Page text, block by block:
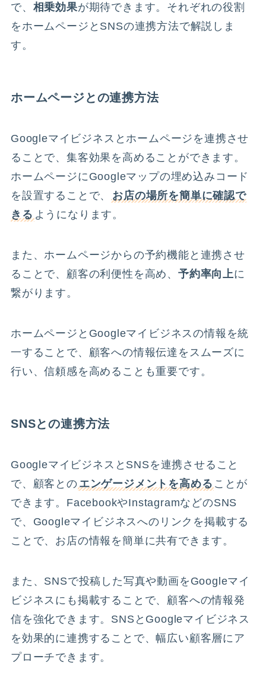
で、 相乗効果が期待できます。それぞれの役割
をホームページとSNSの連携方法で解説しま
す。
ホームページとの連携方法
Googleマイビジネスとホームページを連携させ
ることで、集客効果を高めることができます。
ホームページにGoogleマップの埋め込みコード
を設置することで、
お店の場所を簡単に確認で
きる ようになります。
また、ホームページからの予約機能と連携させ
ることで、顧客の利便性を高め、予約率向上に
繋がります。
ホームページとGoogleマイビジネスの情報を統
一することで、顧客への情報伝達をスムーズに
行い、信頼感を高めることも重要です。
SNSとの連携方法
GoogleマイビジネスとSNSを連携させること
で、顧客との エンゲージメントを高める ことが
できます。FacebookやInstagramなどのSNS
で、Googleマイビジネスへのリンクを掲載する
ことで、お店の情報を簡単に共有できます。
また、SNSで投稿した写真や動画をGoogleマイ
ビジネスにも掲載することで、顧客への情報発
信を強化できます。SNSとGoogleマイビジネス
を効果的に連携することで、幅広い顧客層にア
プローチできます。